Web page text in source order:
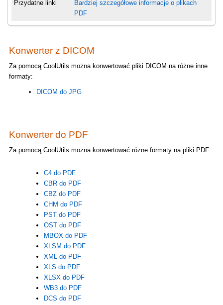
Przydatne linki
Bardziej szczegółowe informacje o plikach
PDF
Konwerter z DICOM
Za pomocą CoolUtils można konwertować pliki DICOM na różne inne
formaty:
DICOM do JPG
Konwerter do PDF
Za pomocą CoolUtils można konwertować różne formaty na pliki PDF:
C4 do PDF
CBR do PDF
CBZ do PDF
CHM do PDF
PST do PDF
OST do PDF
MBOX do PDF
XLSM do PDF
XML do PDF
XLS do PDF
XLSX do PDF
WB3 do PDF
DCS do PDF